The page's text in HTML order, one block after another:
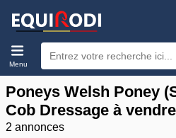
Menu
Poneys Welsh Poney
Cob Dressage à vendre
2 annonces